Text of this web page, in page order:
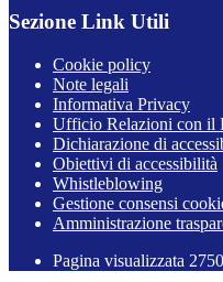
Sezione Link Utili
Cookie policy
Note legali
Informativa Privacy
Ufficio Relazioni con il
Dichiarazione di
Obiettivi di accessibilità
Whistleblowing
Gestione consensi
Amministrazione
Pagina visualizzata 2750